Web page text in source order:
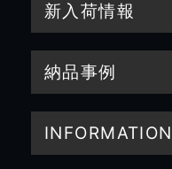
新入荷情報
納品事例
INFORMATION